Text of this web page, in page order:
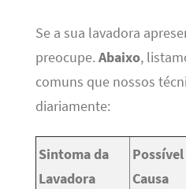
Se a sua lavadora
preocupe. Abaixo,
comuns que nossos
diariamente:
Sintoma da
Lavadora
Possível
Causa